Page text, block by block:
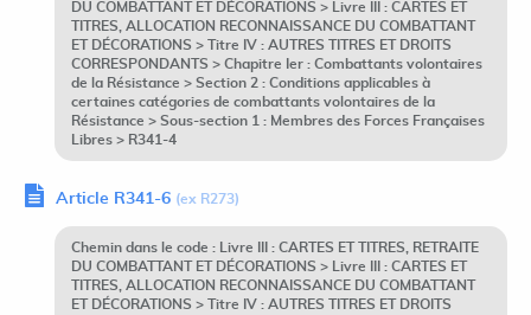
DU COMBATTANT ET DÉCORATIONS > Livre III : CARTES ET
TITRES, ALLOCATION RECONNAISSANCE DU COMBATTANT
ET DÉCORATIONS > Titre IV : AUTRES TITRES ET DROITS
CORRESPONDANTS > Chapitre Ier : Combattants volontaires
de la Résistance > Section 2 : Conditions applicables à
certaines catégories de combattants volontaires de la
Résistance > Sous-section 1 : Membres des Forces Françaises
Libres > R341-4
Article R341-6 (ex R273)
Chemin dans le code : Livre III : CARTES ET TITRES, RETRAITE
DU COMBATTANT ET DÉCORATIONS > Livre III : CARTES ET
TITRES, ALLOCATION RECONNAISSANCE DU COMBATTANT
ET DÉCORATIONS > Titre IV : AUTRES TITRES ET DROITS